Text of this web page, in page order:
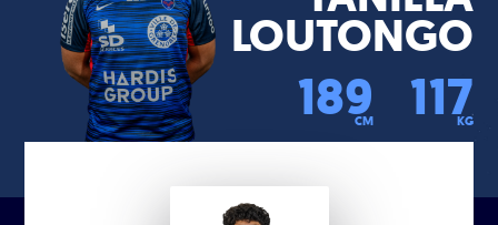
LOUTONGO
189
CM 117
KG